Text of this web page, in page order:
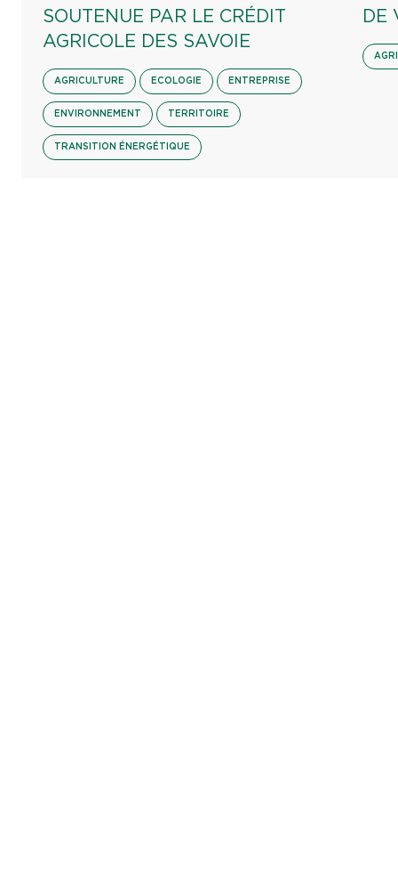
SOUTENUE PAR LE CRÉDIT
AGRICOLE DES SAVOIE
AGRICULTURE ECOLOGIE ENTREPRISE
ENVIRONNEMENT TERRITOIRE
TRANSITION ÉNERGÉTIQUE
DE